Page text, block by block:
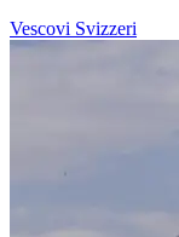
Vescovi Svizzeri